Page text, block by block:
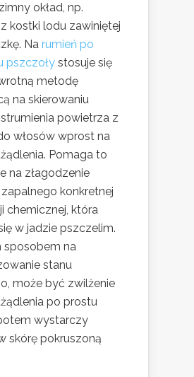
okład, np.
kostki lodu zawiniętej
Na rumień po
pszczoły stosuje się
metodę
na skierowaniu
powietrza z
włosów wprost na
Pomaga to
na złagodzenie
zapalnego konkretnej
chemicznej, która
w jadzie pszczelim.
sposobem na
stanu
może być zwilżenie
po prostu
wystarczy
skórę pokruszoną